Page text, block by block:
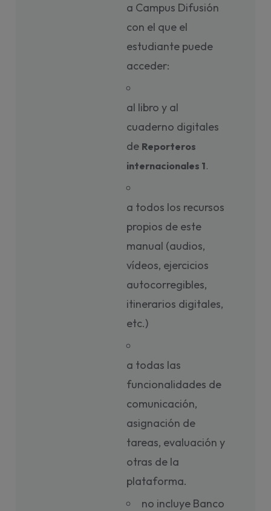
a Campus Difusión
con el que el
estudiante puede
acceder:
al libro y al
cuaderno digitales
de Reporteros
internacionales 1.
a todos los recursos
propios de este
manual (audios,
vídeos, ejercicios
autocorregibles,
itinerarios digitales,
etc.)
a todas las
funcionalidades de
comunicación,
asignación de
tareas, evaluación y
otras de la
plataforma.
no incluye Banco